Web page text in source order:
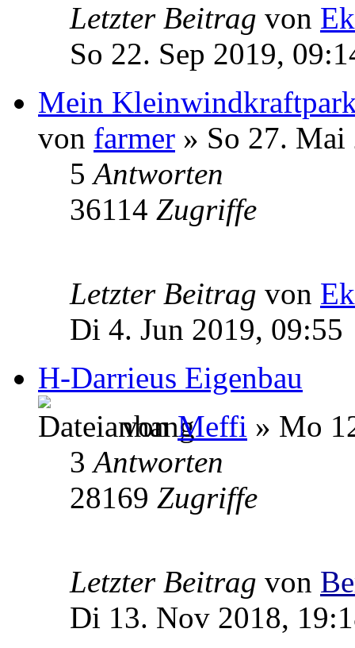
Letzter Beitrag von
So 22. Sep 2019,
Mein
von farmer » So 27.
5Antworten
36114 Zugriffe
Letzter Beitrag von
Di 4. Jun 2019, 09:55
H-Darrieus Eigenbau
vonMeffi » Mo
3Antworten
28169 Zugriffe
Letzter Beitrag von
Di 13. Nov 2018,